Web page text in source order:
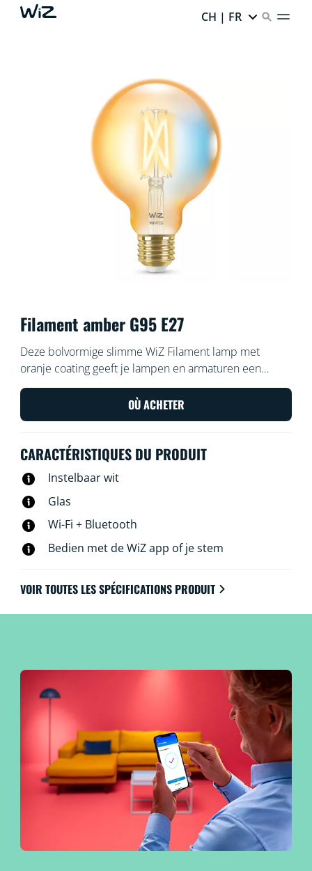
CH | FR
Filament amber G95 E27
Deze bolvormige slimme WiZ Filament lamp met
oranje coating geeft je lampen en armaturen een
vintage uitstraling. Gebruik de WiZ app of je stem om
de verlichting te dimmen of feller te zetten, of gebruik
voorgeprogrammeerde lichtinstellingen op Wi-Fi-
OÙ ACHETER
CARACTÉRISTIQUES DU PRODUIT
Instelbaar wit
Glas
Wi-Fi + Bluetooth
Bedien met de WiZ app of je stem
VOIR TOUTES LES SPÉCIFICATIONS PRODUIT